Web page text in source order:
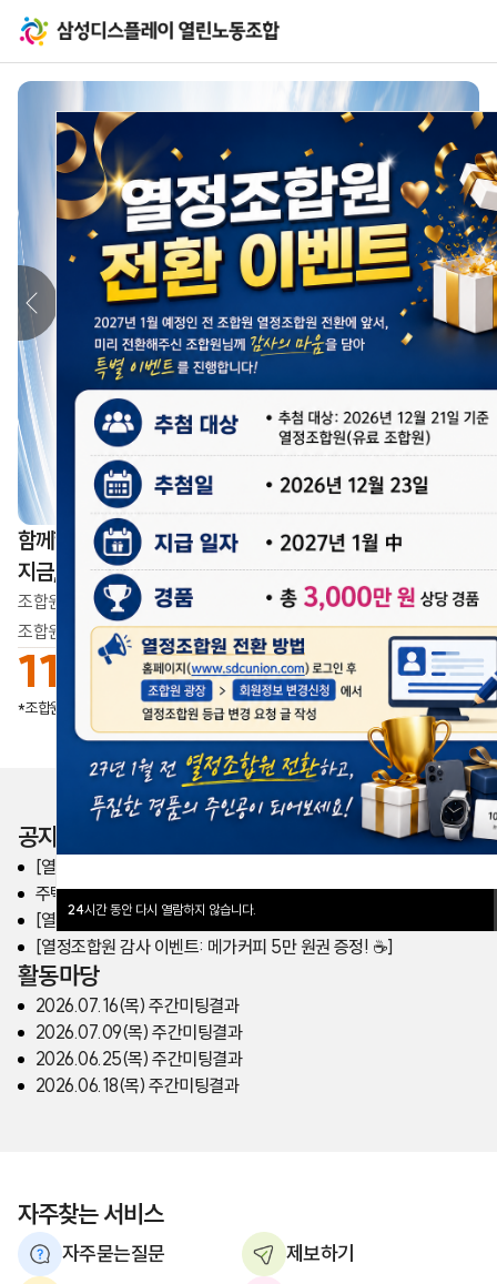
24시간 동안 다시 열람하지 않습니다.
함께할수록 더 단단해집니다
지금, 우리의 목소리가 모이고 있습니다
조합원이 만드는 변화,
조합원이 만드는 삼성디스플레이의 내일
11,296명
*조합원가입 수 업데이트일2026.08.07
공지사항
[열린노동조합] 주거안정 대출 제도 안내
주택안정대출 시행 여부 전조합원 투표 결과 공유
[열정조합원 전환 이벤트] 총 3,000만원 상당 경품 준비
[열정조합원 감사 이벤트: 메가커피 5만 원권 증정! ☕️]
활동마당
2026.07.16(목) 주간미팅결과
2026.07.09(목) 주간미팅결과
2026.06.25(목) 주간미팅결과
2026.06.18(목) 주간미팅결과
자주찾는 서비스
자주묻는질문
제보하기